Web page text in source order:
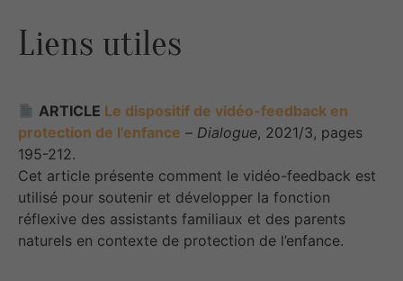
Liens utiles
ARTICLE Le dispositif de vidéo-feedback en
protection de l’enfance – Dialogue, 2021/3, pages
195-212.
Cet article présente comment le vidéo-feedback est
utilisé pour soutenir et développer la fonction
réflexive des assistants familiaux et des parents
naturels en contexte de protection de l’enfance.